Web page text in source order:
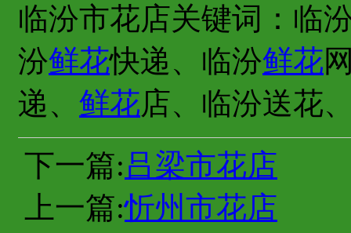
临汾市花店关键词：临
汾鲜花快递、临汾鲜花
递、 鲜花店、临汾送花
下一篇:吕梁市花店
上一篇:忻州市花店